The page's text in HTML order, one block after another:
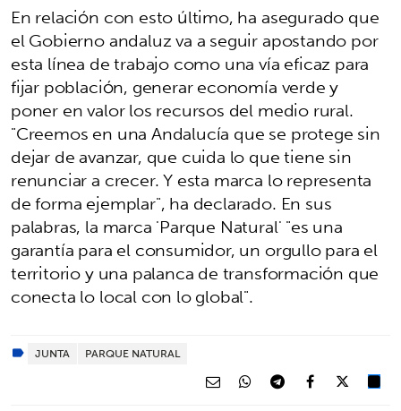
En relación con esto último, ha asegurado que
el Gobierno andaluz va a seguir apostando por
esta línea de trabajo como una vía eficaz para
fijar población, generar economía verde y
poner en valor los recursos del medio rural.
"Creemos en una Andalucía que se protege sin
dejar de avanzar, que cuida lo que tiene sin
renunciar a crecer. Y esta marca lo representa
de forma ejemplar", ha declarado. En sus
palabras, la marca 'Parque Natural' "es una
garantía para el consumidor, un orgullo para el
territorio y una palanca de transformación que
conecta lo local con lo global".
JUNTA PARQUE NATURAL